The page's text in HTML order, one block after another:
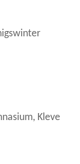
Kleve